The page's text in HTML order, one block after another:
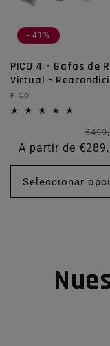
- 41%
PICO 4 - Gafas de
Virtual -
Proveedor:
PICO
A partir de
Seleccionar